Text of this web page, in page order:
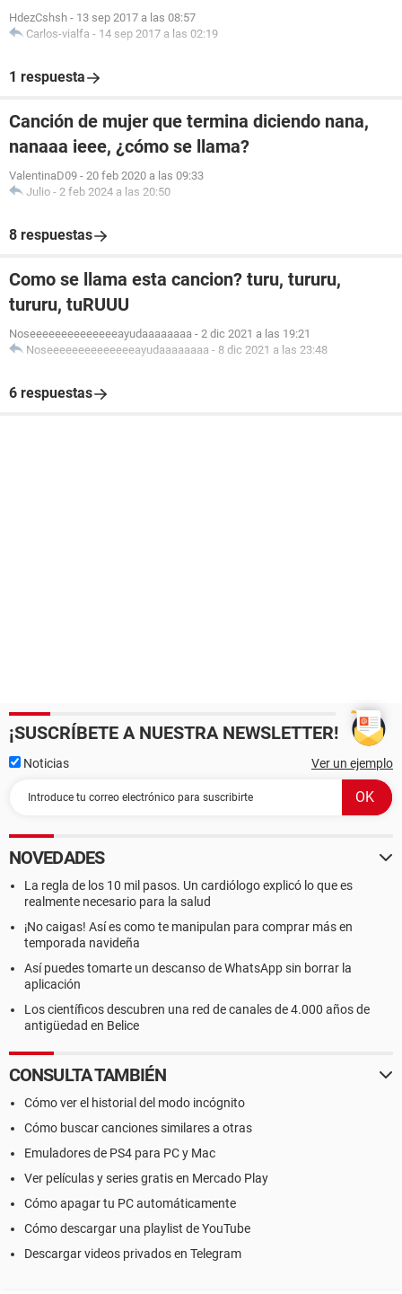
HdezCshsh - 13 sep 2017 a las 08:57
Carlos-vialfa - 14 sep 2017 a las 02:19
1 respuesta
Canción de mujer que termina diciendo nana,
nanaaa ieee, ¿cómo se llama?
ValentinaD09 - 20 feb 2020 a las 09:33
Julio - 2 feb 2024 a las 20:50
8 respuestas
Como se llama esta cancion? turu, tururu,
tururu, tuRUUU
Noseeeeeeeeeeeeeeayudaaaaaaaa - 2 dic 2021 a las 19:21
Noseeeeeeeeeeeeeeayudaaaaaaaa - 8 dic 2021 a las 23:48
6 respuestas
¡SUSCRÍBETE A NUESTRA NEWSLETTER!
Noticias Ver un ejemplo
NOVEDADES
La regla de los 10 mil pasos. Un cardiólogo explicó lo que es
realmente necesario para la salud
¡No caigas! Así es como te manipulan para comprar más en
temporada navideña
Así puedes tomarte un descanso de WhatsApp sin borrar la
aplicación
Los científicos descubren una red de canales de 4.000 años de
antigüedad en Belice
CONSULTA TAMBIÉN
Cómo ver el historial del modo incógnito
Cómo buscar canciones similares a otras
Emuladores de PS4 para PC y Mac
Ver películas y series gratis en Mercado Play
Cómo apagar tu PC automáticamente
Cómo descargar una playlist de YouTube
Descargar videos privados en Telegram